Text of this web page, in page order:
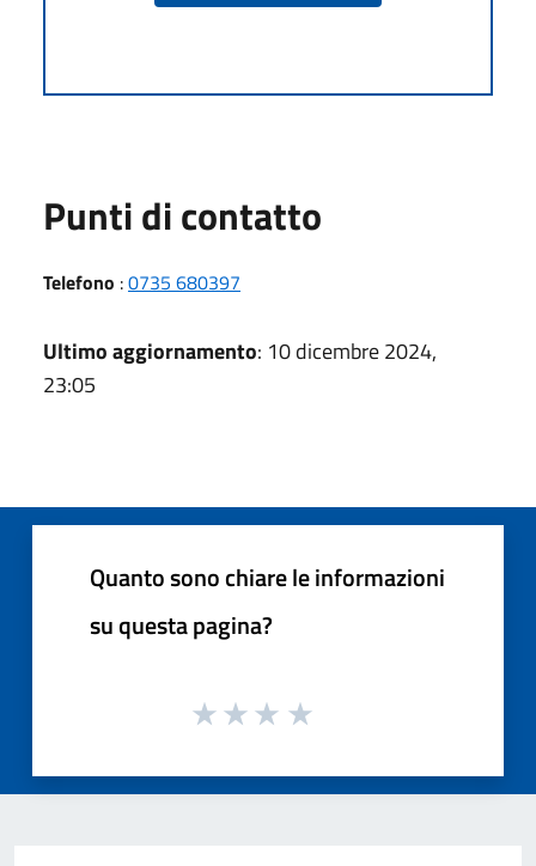
Punti di contatto
Telefono :0735 680397
Ultimo aggiornamento: 10 dicembre 2024,
23:05
Quanto sono chiare le informazioni
su questa pagina?